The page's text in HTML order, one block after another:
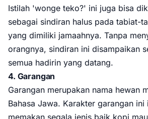
Istilah 'wonge teko?' ini juga bisa
sebagai sindiran halus pada tabiat-
yang dimiliki jamaahnya. Tanpa
orangnya, sindiran ini disampaikan
semua hadirin yang datang.
4. Garangan
Garangan merupakan nama hewan
Bahasa Jawa. Karakter garangan ini
memakan segala jenis baik kopi